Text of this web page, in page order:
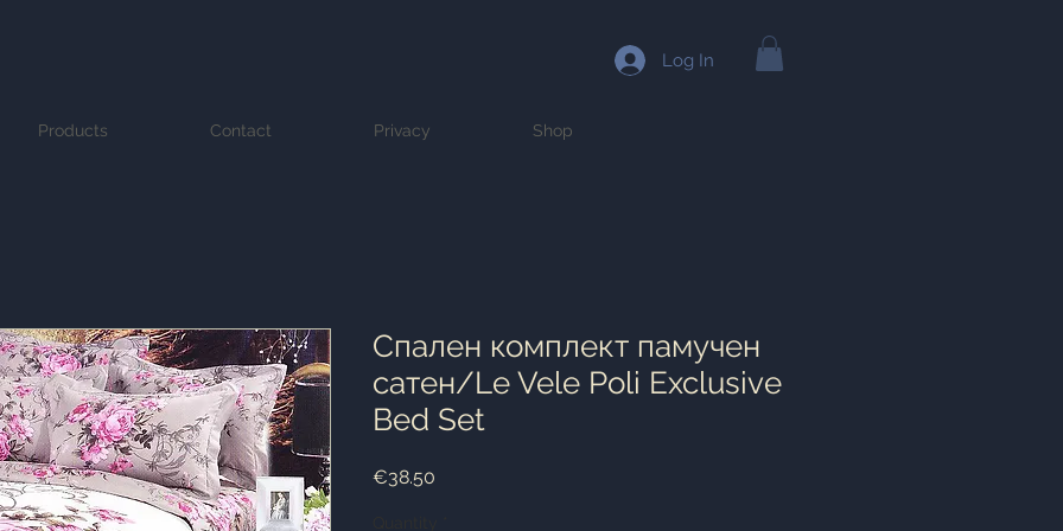
Log In
Products Contact Privacy Shop
Cпален комплект памучен
сатен/Le Vele Poli Exclusive
Bed Set
€38.50